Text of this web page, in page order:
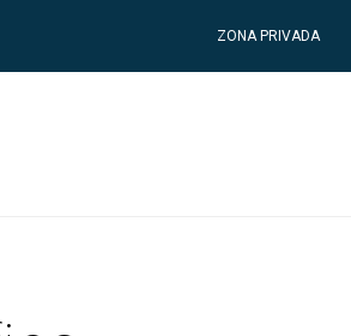
ZONA PRIVADA